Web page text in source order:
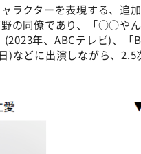
ラクターを表現する、追
の同僚であり、「○○や
年、ABCテレビ)、「
)などに出演しながら、